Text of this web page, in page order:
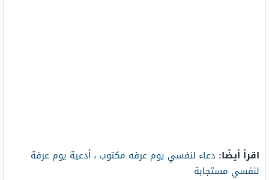
اقرأ أيضًا: دعاء لنفسي يوم عرفه مكتوب ، أدعية يوم عرفة
لنفسي مستجابة